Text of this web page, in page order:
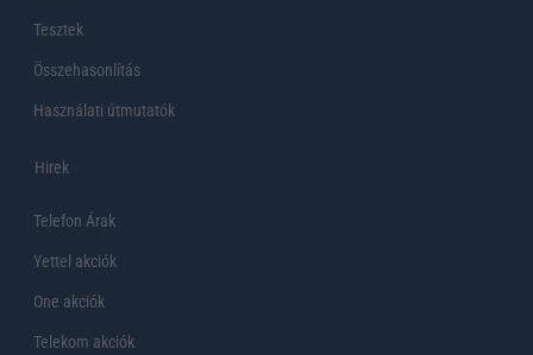
Tesztek
Összehasonlítás
Használati útmutatók
Hirek
Telefon Árak
Yettel akciók
One akciók
Telekom akciók